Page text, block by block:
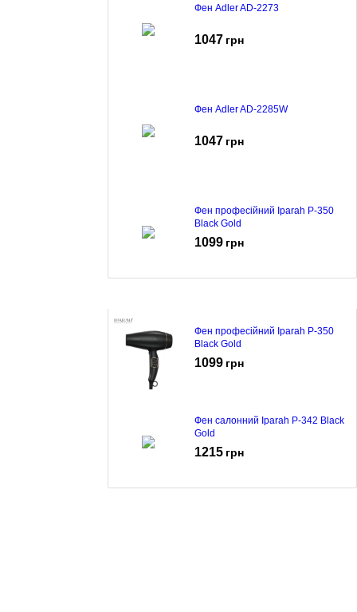
Фен Adler AD-2273
1047 грн
Фен Adler AD-2285W
1047 грн
Фен професійний Iparah P-350
Black Gold
1099 грн
Фен професійний Iparah P-350
Black Gold
1099 грн
Фен салонний Iparah P-342 Black
Gold
1215 грн